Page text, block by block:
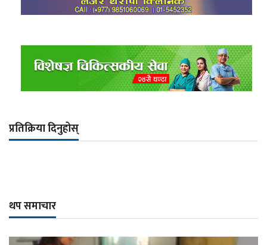
प्रतिक्रिया दिनुहोस्
थप समाचार